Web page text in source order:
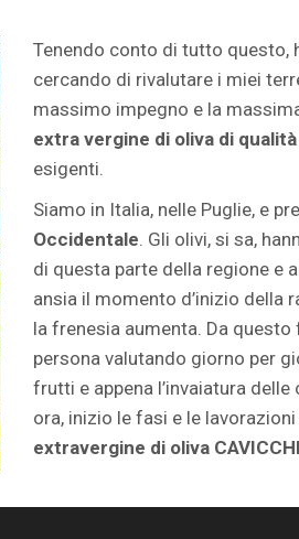
Tenendo conto di tutto questo,
cercando di rivalutare i miei
massimo impegno e la
extra vergine di oliva di
esigenti.
Siamo in Italia, nelle Puglie, e
Occidentale. Gli olivi, si sa,
di questa parte della regione e
ansia il momento d’inizio della
la frenesia aumenta. Da
persona valutando giorno per
frutti e appena l’invaiatura
ora, inizio le fasi e le
extravergine di oliva CAVICCHI